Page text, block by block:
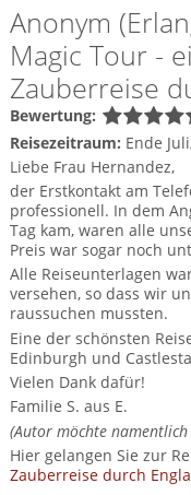
Herzlich Willkommen
England
Schottland
Wales
Busrundreisen
Cornwall
England
Schottland
Wales
Minibustouren
Reisen durch England und
Geführte
Wandern in Cornwall
Wandern in England
Wandern in Schottland
Wandern in Wales
Individualtouren
Wandern in Cornwall
Wandern in England
Wandern in Schottland
Wandern in Wales
Themenreisen
Classic-Car-Reise durch
Für Outlander‑Fans:
Gartenreisen England
Großbritannientouren für
Reisen mit Hund
Rosamunde Pilcher Reisen
Unsere Familienreisen
Whiskyreisen Schottland
Allergikerreisen
BTCo
BTCo Überblick
News
Kontakt
Feedback
FAQs
Ihre Reise
Ablauf Ihrer Reise nach
Anreise nach
Bezahlung Ihrer
Checkliste
Großbritannien - Facts &
Großbritannien Urlaub mit
Extras
Urlaub in Großbritannien
Versicherungsschutz
Anonym
Magic Tour -
Zauberreise
Bewertung:
Reisezeitraum: Ende
Liebe Frau Hernandez,
der Erstkontakt am
professionell. In dem
Tag kam, waren alle
Preis war sogar noch
Alle Reiseunterlagen
versehen, so dass wir
raussuchen mussten.
Eine der schönsten
Edinburgh und
Vielen Dank dafür!
Familie S. aus E.
(Autor möchte
Hier gelangen Sie zur
Zauberreise durch